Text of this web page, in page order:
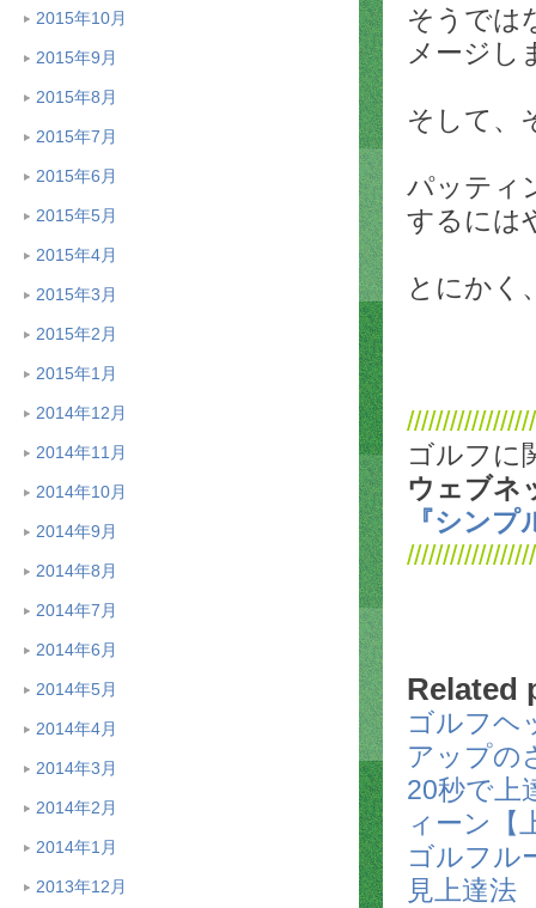
2015年10月
2015年9月
2015年8月
2015年7月
2015年6月
2015年5月
2015年4月
2015年3月
2015年2月
2015年1月
2014年12月
2014年11月
2014年10月
2014年9月
2014年8月
2014年7月
2014年6月
2014年5月
2014年4月
2014年3月
2014年2月
2014年1月
2013年12月
そうでは
メージし
そして、
パッティ
するには
とにかく
ゴルフに
ウェブネ
『シン
Related
ゴルフヘ
アップの
20秒で上
ィーン【
ゴルフル
見上達法